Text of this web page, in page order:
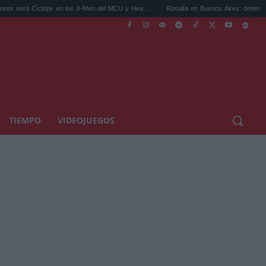
en los X-Men del MCU y Hea... Rosalía en Buenos Aires: detiene el tráfico y se
TIEMPO VIDEOJUEGOS